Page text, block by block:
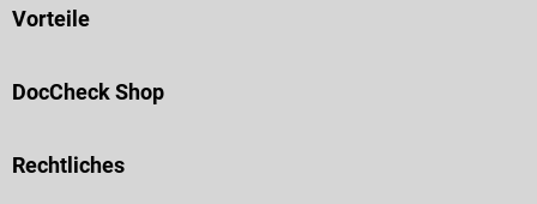
Vorteile
DocCheck Shop
Rechtliches